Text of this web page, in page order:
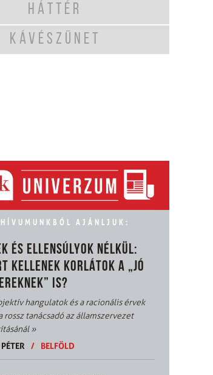
HÁTTÉR
KÁVÉSZÜNET
AJÁNLJUK:
ÉS ELLENSÚLYOK NÉLKÜL:
KELLENEK KORLÁTOK A „JÓ
IS?
hangulatok és a racionális érvek
rossz tanácsadó az államszervezet
»
/ BELFÖLD